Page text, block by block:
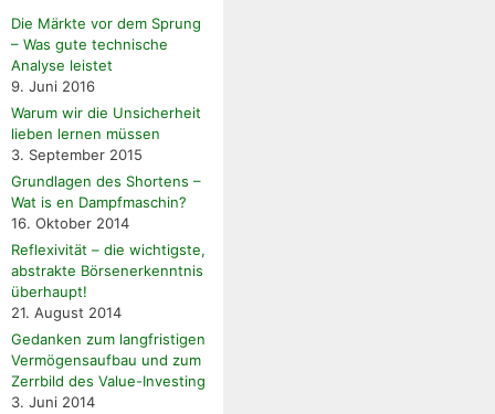
Die Märkte vor dem Sprung
– Was gute technische
Analyse leistet
9. Juni 2016
Warum wir die Unsicherheit
lieben lernen müssen
3. September 2015
Grundlagen des Shortens –
Wat is en Dampfmaschin?
16. Oktober 2014
Reflexivität – die wichtigste,
abstrakte Börsenerkenntnis
überhaupt!
21. August 2014
Gedanken zum langfristigen
Vermögensaufbau und zum
Zerrbild des Value-Investing
3. Juni 2014